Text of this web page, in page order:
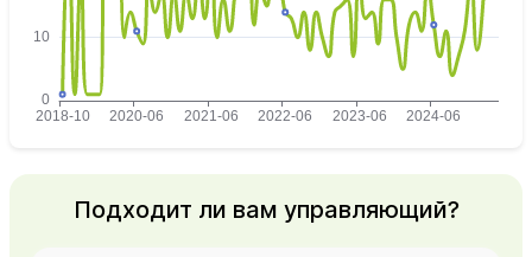
Подходит ли вам управляющий?